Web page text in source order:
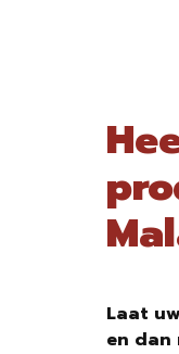
Laat
en dan